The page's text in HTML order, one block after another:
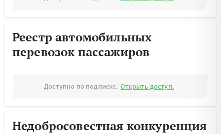
Реестр автомобильных
перевозок пассажиров
Доступно по подписке. Открыть доступ.
Недобросовестная конкуренция